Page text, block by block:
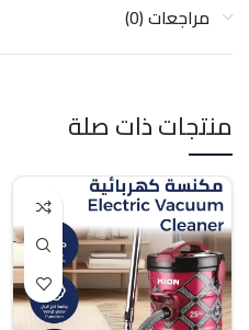
مراجعات (0)
منتجات ذات صلة